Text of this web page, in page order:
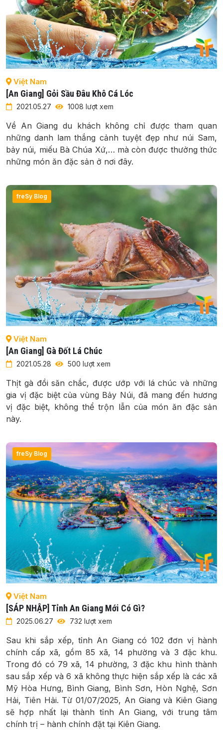
Việt Nam
[An Giang] Gỏi Sầu Đâu Khô Cá Lóc
2021.05.27 1008 lượt xem
Về An Giang du khách không chỉ được tham quan
những danh lam thắng cảnh tuyệt đẹp như núi Sam,
bảy núi, miếu Bà Chúa Xứ,… mà còn được thưởng thức
những món ăn đặc sản ở nơi đây.
freSy Blog
Việt Nam
[An Giang] Gà Đốt Lá Chúc
2021.05.28 500 lượt xem
Thịt gà đồi săn chắc, được ướp với lá chúc và những
gia vị đặc biệt của vùng Bảy Núi, đã mang đến hương
vị đặc biệt, không thể trộn lẫn của món ăn đặc sản
này.
freSy Blog
Việt Nam
[SÁP NHẬP] Tỉnh An Giang Mới Có Gì?
2025.06.27 732 lượt xem
Sau khi sắp xếp, tỉnh An Giang có 102 đơn vị hành
chính cấp xã, gồm 85 xã, 14 phường và 3 đặc khu.
Trong đó có 79 xã, 14 phường, 3 đặc khu hình thành
sau sắp xếp và 6 xã không thực hiện sắp xếp là các xã
Mỹ Hòa Hưng, Bình Giang, Bình Sơn, Hòn Nghệ, Sơn
Hải, Tiên Hải. Từ 01/07/2025, An Giang và Kiên Giang
sẽ hợp nhất lại thành tỉnh An Giang, với trung tâm
chính trị – hành chính đặt tại Kiên Giang.